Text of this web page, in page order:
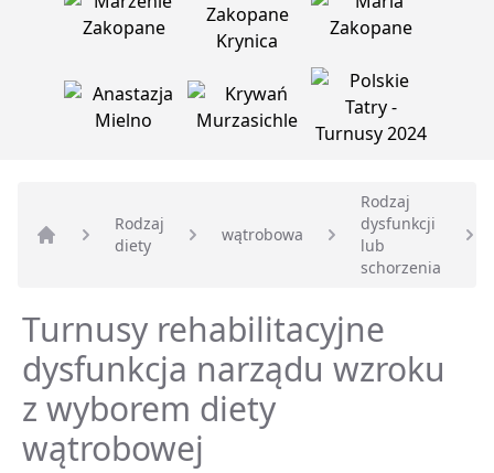
Strona główna
Rodzaj
diety
wątrobowa
Rodzaj
dysfunkcji
lub
schorzenia
Turnusy rehabilitacyjne
dysfunkcja narządu wzroku
z wyborem diety
wątrobowej